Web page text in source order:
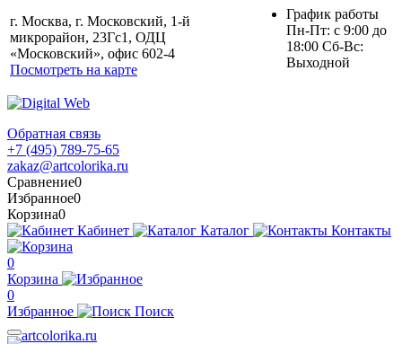
г. Москва, г. Московский, 1-й
микрорайон, 23Гс1, ОДЦ
«Московский», офис 602-4
Посмотреть на карте
График работы
Пн-Пт: с 9:00 до
18:00 Сб-Вс:
Выходной
Обратная связь
+7 (495) 789-75-65
zakaz@artcolorika.ru
Сравнение0
Избранное0
Корзина0
Кабинет
Каталог Контакты
0
Корзина
0
Избранное
Поиск